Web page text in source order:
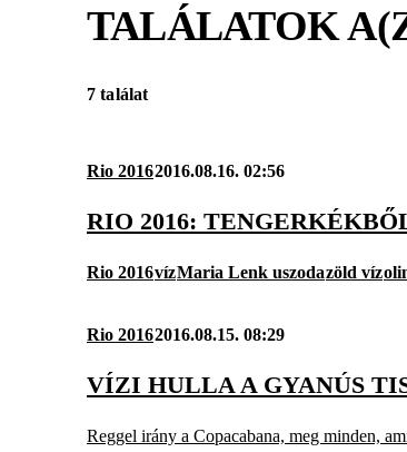
TALÁLATOK
7 találat
Rio 20162016.08.16. 02:56
RIO 2016:
Rio 2016vízMaria Lenk uszodazöld víz
Rio 20162016.08.15. 08:29
VÍZI HULLA A GYANÚS
Reggel irány a Copacabana, meg minden,